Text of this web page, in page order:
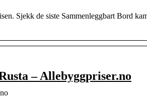
Sjekk de siste Sammenleggbart Bord
– Allebyggpriser.no